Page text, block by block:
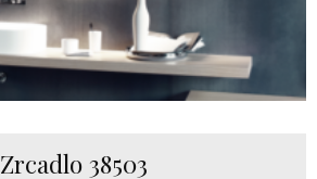
Zrcadlo 38503